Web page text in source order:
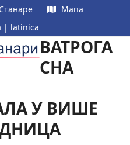
Мапа
| latinica
ВАТРОГА
СНА
У ВИШЕ